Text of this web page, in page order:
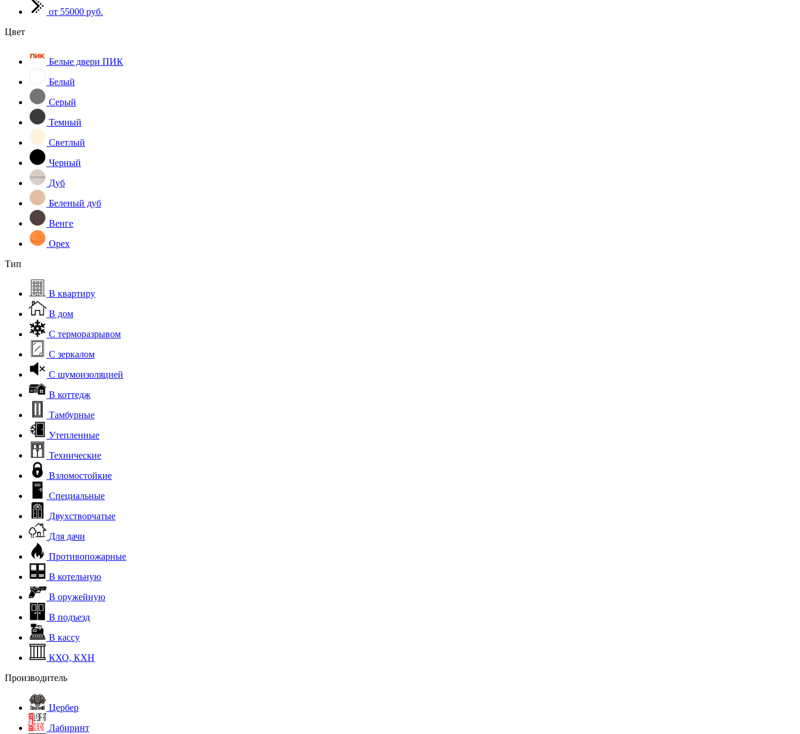
от 55000 руб.
Цвет
Белые двери ПИК
Белый
Серый
Темный
Светлый
Черный
Дуб
Беленый дуб
Венге
Орех
Тип
В квартиру
В дом
С терморазрывом
С зеркалом
С шумоизоляцией
В коттедж
Тамбурные
Утепленные
Технические
Взломостойкие
Специальные
Двухстворчатые
Для дачи
Противопожарные
В котельную
В оружейную
В подъезд
В кассу
КХО, КХН
Производитель
Цербер
Лабиринт